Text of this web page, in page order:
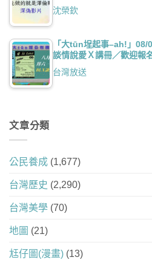
沈榮欽
「大tūn埕起事–ah!」08/
談情說愛Ｘ講冊／歡迎報
台灣放送
文章分類
公民養成 (1,677)
台灣歷史 (2,290)
台灣美學 (70)
地圖 (21)
尪仔圖(漫畫) (13)